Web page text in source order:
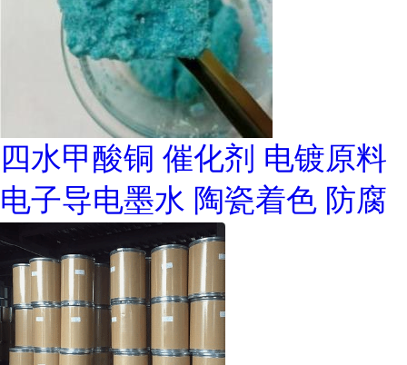
四水甲酸铜 催化剂 电镀原料
电子导电墨水 陶瓷着色 防腐